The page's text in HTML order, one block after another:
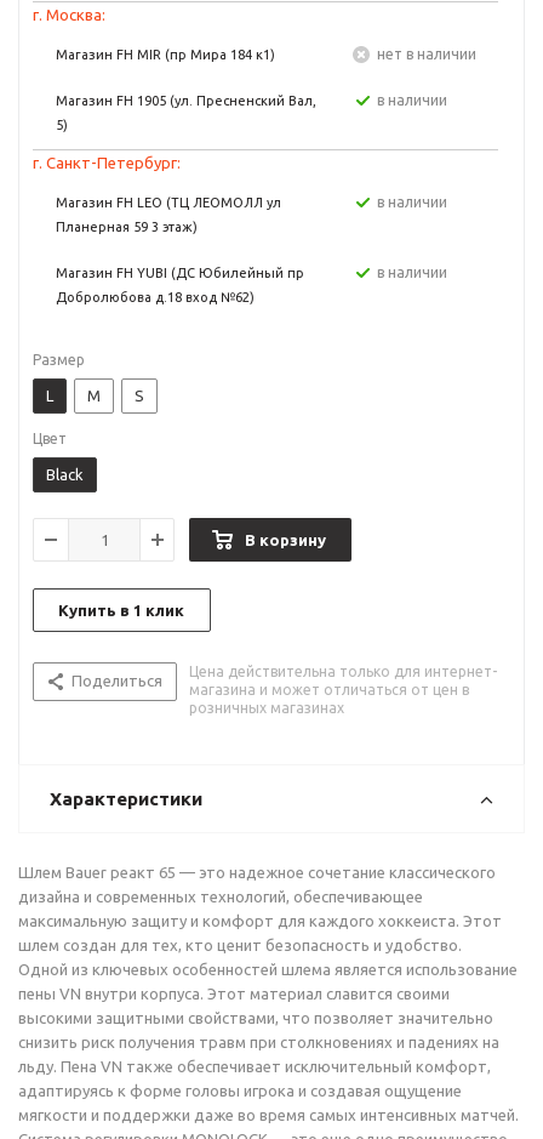
г. Москва:
Магазин FH MIR (пр Мира 184 к1) Нет в наличии
Магазин FH 1905 (ул. Пресненский Вал,
5)
в наличии
г. Санкт-Петербург:
Магазин FH LEO (ТЦ ЛЕОМОЛЛ ул
Планерная 59 3 этаж)
в наличии
Магазин FH YUBI (ДС Юбилейный пр
Добролюбова д.18 вход №62)
в наличии
Размер
L M S
Цвет
Black
В корзину
Купить в 1 клик
Поделиться
Цена действительна только для интернет-
магазина и может отличаться от цен в
розничных магазинах
Характеристики
Шлем Bauer реакт 65 — это надежное сочетание классического
дизайна и современных технологий, обеспечивающее
максимальную защиту и комфорт для каждого хоккеиста. Этот
шлем создан для тех, кто ценит безопасность и удобство.
Одной из ключевых особенностей шлема является использование
пены VN внутри корпуса. Этот материал славится своими
высокими защитными свойствами, что позволяет значительно
снизить риск получения травм при столкновениях и падениях на
льду. Пена VN также обеспечивает исключительный комфорт,
адаптируясь к форме головы игрока и создавая ощущение
мягкости и поддержки даже во время самых интенсивных матчей.